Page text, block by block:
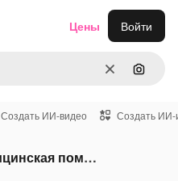
ОчиститьПоиск
Цены Войти
Создать ИИ-видео Создать ИИ-
Векторы По Запросу Медицинская помощь